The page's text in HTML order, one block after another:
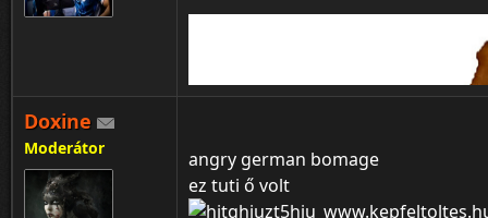
Doxine
Moderátor
angry german bomage
ez tuti ő volt